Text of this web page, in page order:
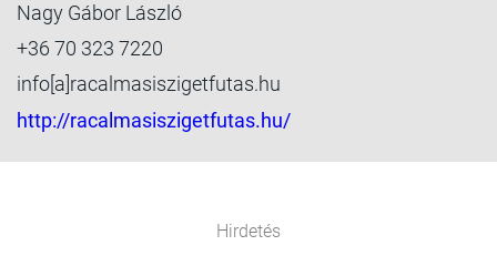
Nagy Gábor László
+36 70 323 7220
info[a]racalmasiszigetfutas.hu
http://racalmasiszigetfutas.hu/
Hirdetés